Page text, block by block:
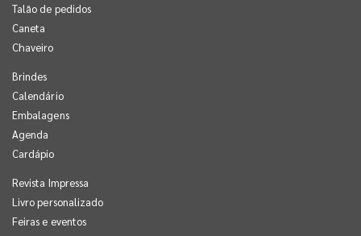
Talão de pedidos
Caneta
Chaveiro
Brindes
Calendário
Embalagens
Agenda
Cardápio
Revista Impressa
Livro personalizado
Feiras e eventos